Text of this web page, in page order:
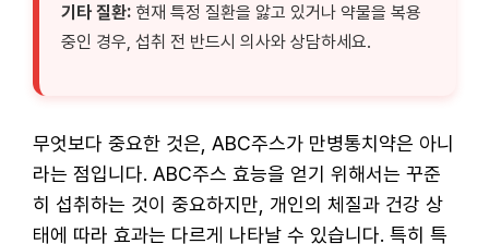
기타 질환: 현재 특정 질환을 앓고 있거나 약물을 복용
중인 경우, 섭취 전 반드시 의사와 상담하세요.
무엇보다 중요한 것은, ABC주스가 만병통치약은 아니
라는 점입니다. ABC주스 효능을 얻기 위해서는 꾸준
히 섭취하는 것이 중요하지만, 개인의 체질과 건강 상
태에 따라 효과는 다르게 나타날 수 있습니다. 특히 특